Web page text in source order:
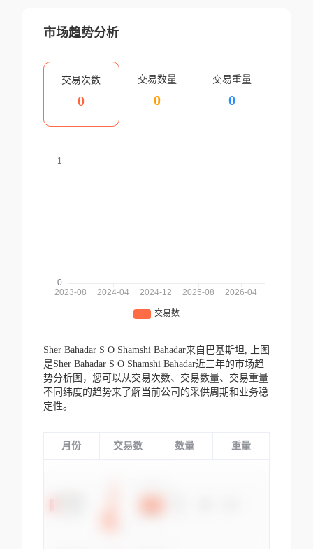
市场趋势分析
交易次数
0
交易数量
0
交易重量
0
Sher Bahadar S O Shamshi Bahadar来自巴基斯坦,
上图
是Sher Bahadar S O Shamshi Bahadar近三年的市场趋
势分析图，您可以从交易次数、交易数量、交易重量
不同纬度的趋势来了解当前公司的采供周期和业务稳
定性。
月份 交易数 数量 重量